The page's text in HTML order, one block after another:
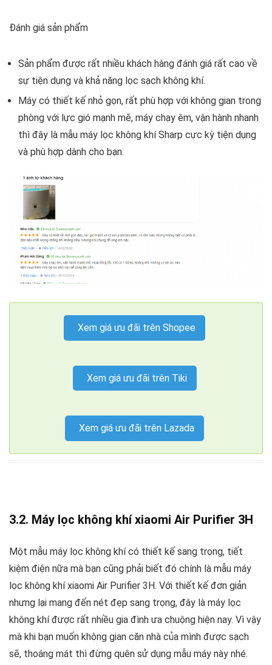
Đánh giá sản phẩm
Sản phẩm được rất nhiều khách hàng đánh giá rất cao về
sự tiện dụng và khả năng lọc sạch không khí.
Máy có thiết kế nhỏ gọn, rất phù hợp với không gian trong
phòng với lực gió mạnh mẽ, máy chạy êm, vận hành nhanh
thì đây là mẫu máy lọc không khí Sharp cực kỳ tiện dụng
và phù hợp dành cho bạn.
Xem giá ưu đãi trên Shopee
Xem giá ưu đãi trên Tiki
Xem giá ưu đãi trên Lazada
3.2. Máy lọc không khí xiaomi Air Purifier 3H
Một mẫu máy lọc không khí có thiết kế sang trọng, tiết
kiệm điện nữa mà bạn cũng phải biết đó chính là mẫu máy
lọc không khí xiaomi Air Purifier 3H. Với thiết kế đơn giản
nhưng lại mang đến nét đẹp sang trọng, đây là máy lọc
không khí được rất nhiều gia đình ưa chuộng hiện nay. Vì vậy
mà khi bạn muốn không gian căn nhà của mình được sạch
sẽ, thoáng mát thì đừng quên sử dụng mẫu máy này nhé.